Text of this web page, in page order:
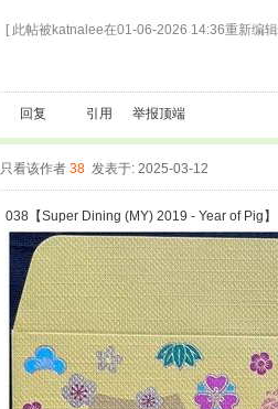
[ 此帖被katnalee在01-06-2026 14:36重新编
回复 引用 举报顶端
只看该作者 38 发表于: 2025-03-12
038【Super Dining (MY) 2019 - Year of Pig】